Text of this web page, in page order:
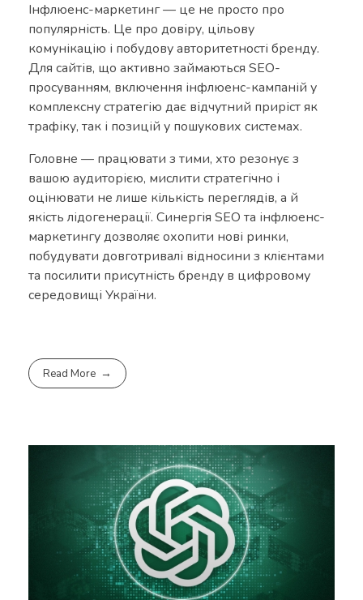
Інфлюенс-маркетинг — це не просто про
популярність. Це про довіру, цільову
комунікацію і побудову авторитетності бренду.
Для сайтів, що активно займаються SEO-
просуванням, включення інфлюенс-кампаній у
комплексну стратегію дає відчутний приріст як
трафіку, так і позицій у пошукових системах.
Головне — працювати з тими, хто резонує з
вашою аудиторією, мислити стратегічно і
оцінювати не лише кількість переглядів, а й
якість лідогенерації. Синергія SEO та інфлюенс-
маркетингу дозволяє охопити нові ринки,
побудувати довготривалі відносини з клієнтами
та посилити присутність бренду в цифровому
середовищі України.
Read More